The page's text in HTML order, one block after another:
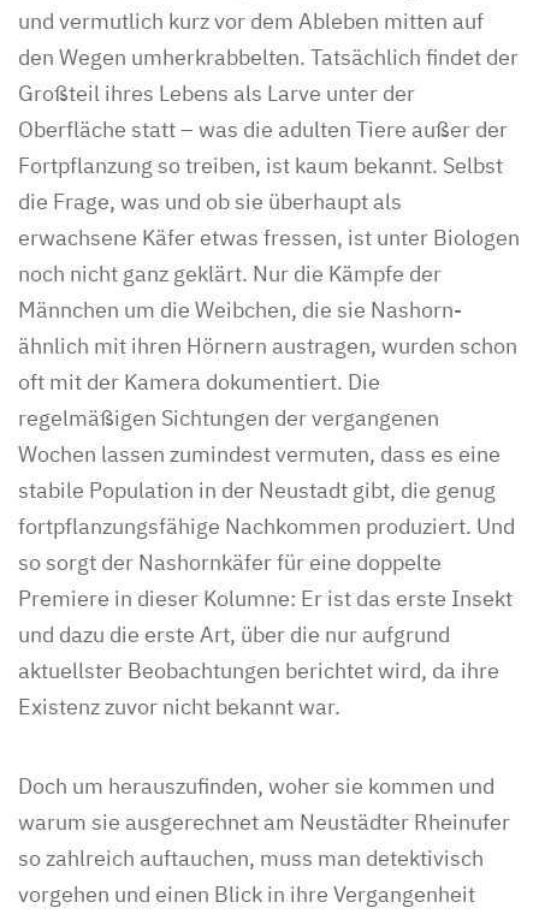
und vermutlich kurz vor dem Ableben mitten auf
den Wegen umherkrabbelten. Tatsächlich findet der
Großteil ihres Lebens als Larve unter der
Oberfläche statt – was die adulten Tiere außer der
Fortpflanzung so treiben, ist kaum bekannt. Selbst
die Frage, was und ob sie überhaupt als
erwachsene Käfer etwas fressen, ist unter Biologen
noch nicht ganz geklärt. Nur die Kämpfe der
Männchen um die Weibchen, die sie Nashorn-
ähnlich mit ihren Hörnern austragen, wurden schon
oft mit der Kamera dokumentiert. Die
regelmäßigen Sichtungen der vergangenen
Wochen lassen zumindest vermuten, dass es eine
stabile Population in der Neustadt gibt, die genug
fortpflanzungsfähige Nachkommen produziert. Und
so sorgt der Nashornkäfer für eine doppelte
Premiere in dieser Kolumne: Er ist das erste Insekt
und dazu die erste Art, über die nur aufgrund
aktuellster Beobachtungen berichtet wird, da ihre
Existenz zuvor nicht bekannt war.
Doch um herauszufinden, woher sie kommen und
warum sie ausgerechnet am Neustädter Rheinufer
so zahlreich auftauchen, muss man detektivisch
vorgehen und einen Blick in ihre Vergangenheit